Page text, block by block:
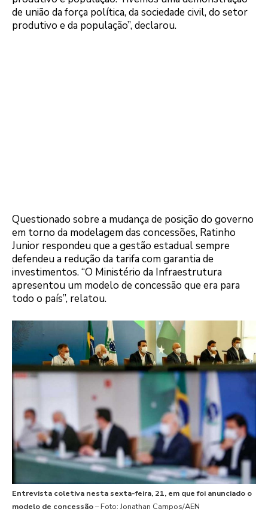
de união da força política, da sociedade civil, do setor
produtivo e da população”, declarou.
Questionado sobre a mudança de posição do governo
em torno da modelagem das concessões, Ratinho
Junior respondeu que a gestão estadual sempre
defendeu a redução da tarifa com garantia de
investimentos. “O Ministério da Infraestrutura
apresentou um modelo de concessão que era para
todo o país”, relatou.
Entrevista coletiva nesta sexta-feira, 21, em que foi anunciado o
modelo de concessão– Foto: Jonathan Campos/AEN